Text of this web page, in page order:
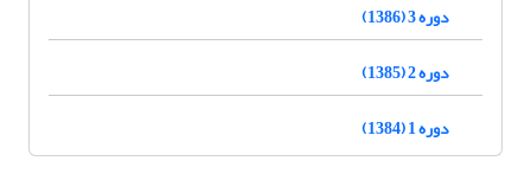
دوره 3 (1386)
دوره 2 (1385)
دوره 1 (1384)